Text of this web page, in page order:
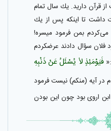
قرآن داريد. يك سال تمام
داشت تا اينكه پس از يك
بمن فرمود ميسره!
فلان سؤال دادند عرضكردم
فَيَوْمَئِذٍ لاٰ يُسْئَلُ‌ عَنْ‌ ذَنْبِهِ‌
در آيه (منكم) نيست فرمود
اروى بود چون اين بودن
اگر (منكم) در آيه نباشد
مى‌شود زيرا وقتى از